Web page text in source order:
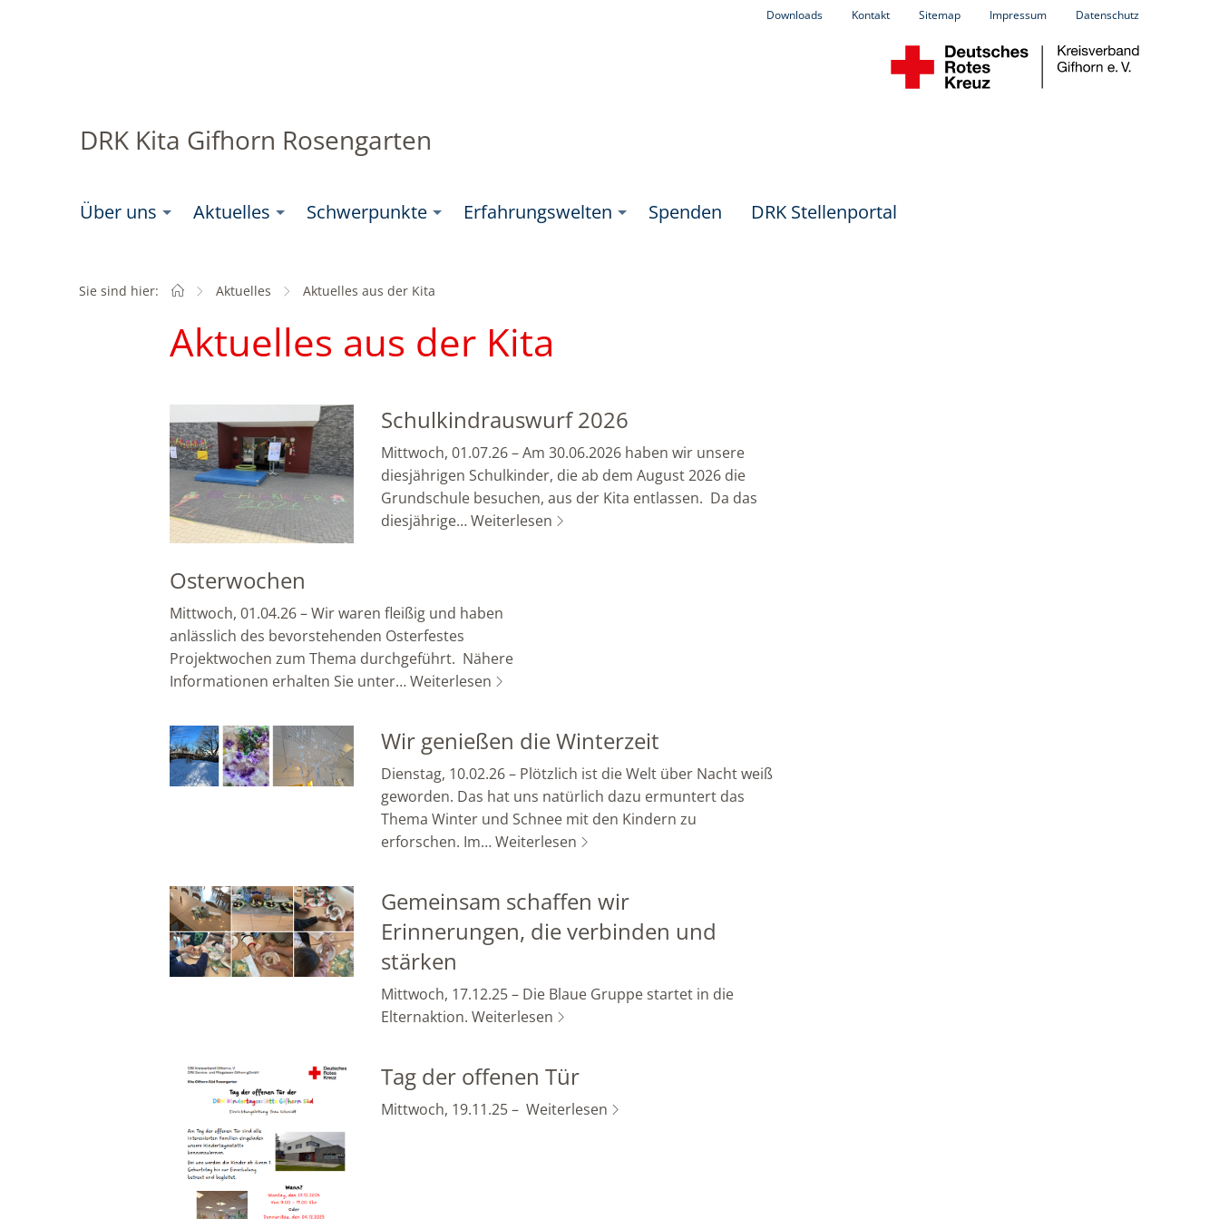
Downloads Kontakt Sitemap Impressum Datenschutz
DRK Kita Gifhorn Rosengarten
Über uns Aktuelles Schwerpunkte Erfahrungswelten Spenden DRK Stellenportal
Sie sind hier: StartseiteAktuelles Aktuell:
Aktuelles aus der Kita
Aktuelles aus der Kita
Schulkindrauswurf 2026
Mittwoch, 01.07.26 – Am 30.06.2026 haben wir unsere
diesjährigen Schulkinder, die ab dem August 2026 die
Grundschule besuchen, aus der Kita entlassen. Da das
diesjährige…Weiterlesen
Osterwochen
Mittwoch, 01.04.26 – Wir waren fleißig und haben
anlässlich des bevorstehenden Osterfestes
Projektwochen zum Thema durchgeführt. Nähere
Informationen erhalten Sie unter…Weiterlesen
Wir genießen die Winterzeit
Dienstag, 10.02.26 – Plötzlich ist die Welt über Nacht weiß
geworden. Das hat uns natürlich dazu ermuntert das
Thema Winter und Schnee mit den Kindern zu
erforschen. Im…Weiterlesen
Gemeinsam schaffen wir
Erinnerungen, die verbinden und
stärken
Mittwoch, 17.12.25 – Die Blaue Gruppe startet in die
Elternaktion.Weiterlesen
Tag der offenen Tür
Mittwoch, 19.11.25 –Weiterlesen